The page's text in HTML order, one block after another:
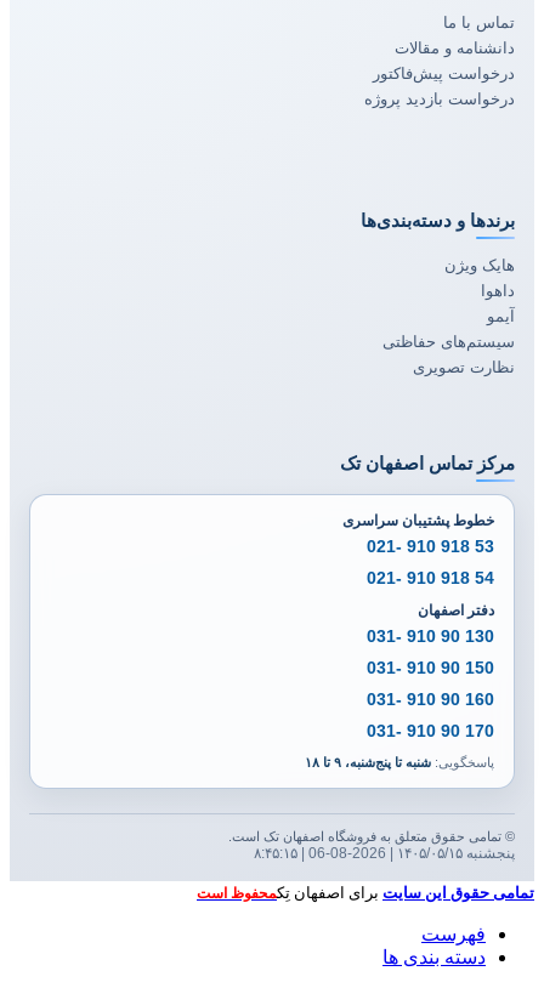
تماس با ما
دانشنامه و مقالات
درخواست پیش‌فاکتور
درخواست بازدید پروژه
برندها و دسته‌بندی‌ها
هایک ویژن
داهوا
آیمو
سیستم‌های حفاظتی
نظارت تصویری
مرکز تماس اصفهان تک
خطوط پشتیبان سراسری
53 918 910 -021
54 918 910 -021
دفتر اصفهان
130 90 910 -031
150 90 910 -031
160 90 910 -031
170 90 910 -031
پاسخگویی: شنبه تا پنج‌شنبه، ۹ تا ۱۸
© تمامی حقوق متعلق به فروشگاه اصفهان تک است.
پنجشنبه ۱۴۰۵/۰۵/۱۵ | 2026-08-06 | ۸:۴۵:۱۶
تمامی حقوق این سایت برای اصفهان تِکمحفوظ است
فهرست
دسته بندی ها